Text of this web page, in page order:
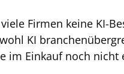
Firmen keine KI-
KI
im Einkauf noch nicht